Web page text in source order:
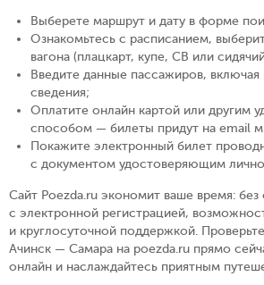
Выберете маршрут и дату в форме
Ознакомьтесь с расписанием,
вагона (плацкарт, купе, СВ или
Введите данные пассажиров,
сведения;
Оплатите онлайн картой или другим
способом — билеты придут на email
Покажите электронный билет
с документом удостоверяющим
Сайт Poezda.ru экономит ваше время: без
с электронной регистрацией,
и круглосуточной поддержкой.
Ачинск — Самара на poezda.ru прямо
онлайн и наслаждайтесь приятным